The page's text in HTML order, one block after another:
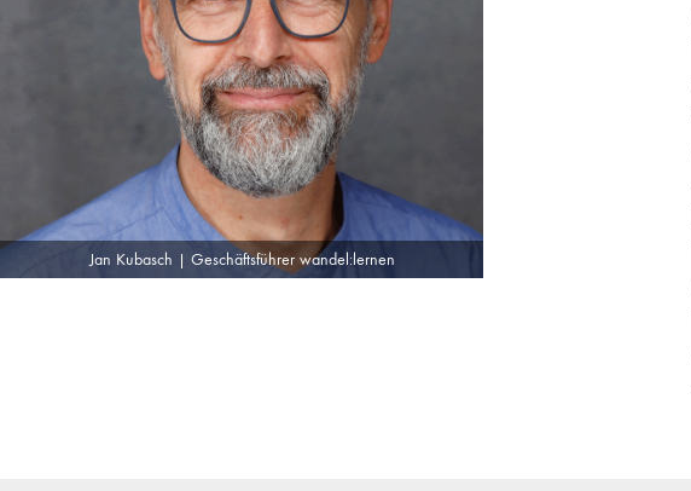
Jan Kubasch | Geschäftsführer wandel:lernen